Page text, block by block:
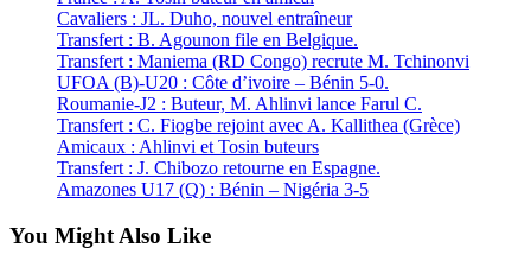
Cavaliers : JL. Duho, nouvel entraîneur
Transfert : B. Agounon file en Belgique.
Transfert : Maniema (RD Congo) recrute M. Tchinonvi
UFOA (B)-U20 : Côte d’ivoire – Bénin 5-0.
Roumanie-J2 : Buteur, M. Ahlinvi lance Farul C.
Transfert : C. Fiogbe rejoint avec A. Kallithea (Grèce)
Amicaux : Ahlinvi et Tosin buteurs
Transfert : J. Chibozo retourne en Espagne.
Amazones U17 (Q) : Bénin – Nigéria 3-5
You Might Also Like